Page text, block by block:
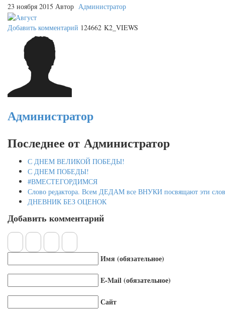
23 ноября 2015 Автор Администратор
Добавить комментарий 124662 K2_VIEWS
Администратор
Последнее от Администратор
С ДНЕМ ВЕЛИКОЙ ПОБЕДЫ!
С ДНЕМ ПОБЕДЫ!
#ВМЕСТЕГОРДИМСЯ
Слово редактора. Всем ДЕДАМ все ВНУКИ посвящают эти
ДНЕВНИК БЕЗ ОЦЕНОК
Добавить комментарий
Имя (обязательное)
E-Mail (обязательное)
Сайт